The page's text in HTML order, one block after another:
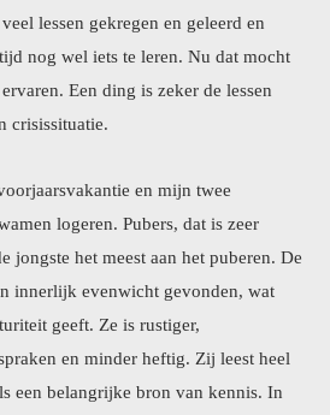
crisissituatie.
en mijn twee
logeren. Pubers, dat is zeer
het meest aan het puberen. De
evenwicht gevonden, wat
geeft. Ze is rustiger,
en minder heftig. Zij leest heel
belangrijke bron van kennis. In
Ze is ook verstandig als het op
aan komt, zoals een breuk met het
die plots allemaal,
besloten te zijn. Ze hebben haar
meedeelde dat zij liever gewoon
wilde fingeren die ze niet heeft.
want ze is al deze meiden nu
dan geen vriendinnen, natuurlijk
is dat nog iets anders dan bij ons